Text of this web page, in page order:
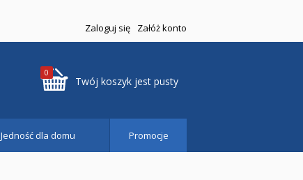
Zaloguj się Załóż konto
0
Twój koszyk jest pusty
Jedność dla domu Promocje